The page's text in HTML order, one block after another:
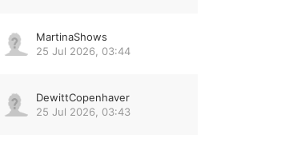
MartinaShows
25 Jul 2026, 03:44
DewittCopenhaver
25 Jul 2026, 03:43